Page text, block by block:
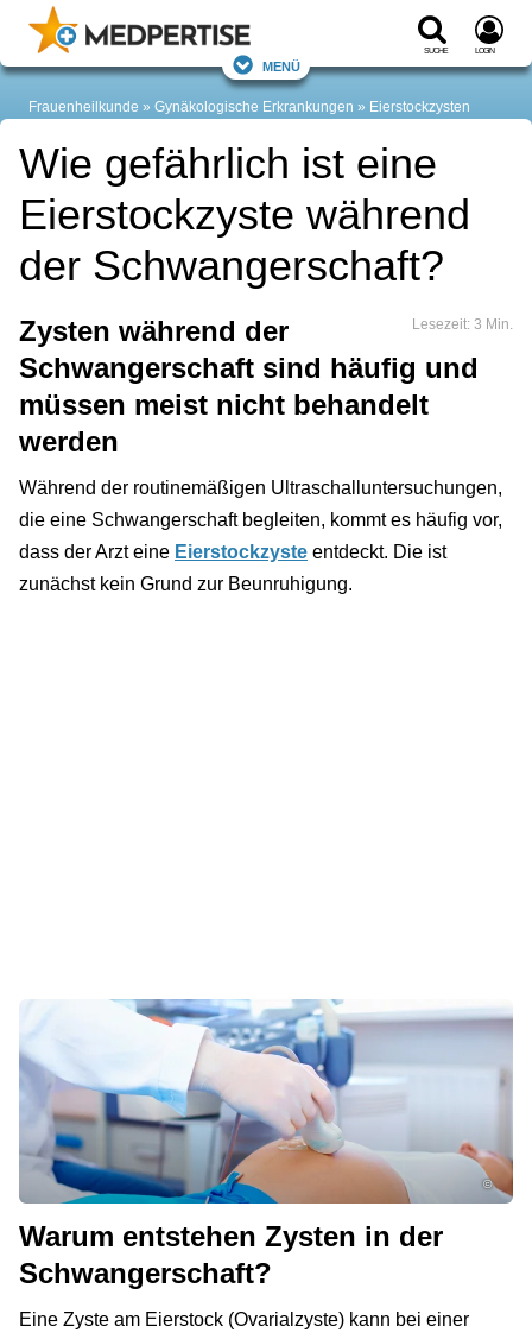
Suche Login
Menü
Frauenheilkunde Gynäkologische Erkrankungen Eierstockzysten
Wie gefährlich ist eine
Eierstockzyste während
der Schwangerschaft?
Lesezeit: 3 Min.
Zysten während der
Schwangerschaft sind häufig und
müssen meist nicht behandelt
werden
Während der routinemäßigen Ultraschalluntersuchungen,
die eine Schwangerschaft begleiten, kommt es häufig vor,
dass der Arzt eine Eierstockzyste entdeckt. Die ist
zunächst kein Grund zur Beunruhigung.
©
Warum entstehen Zysten in der
Schwangerschaft?
Eine Zyste am Eierstock (Ovarialzyste) kann bei einer